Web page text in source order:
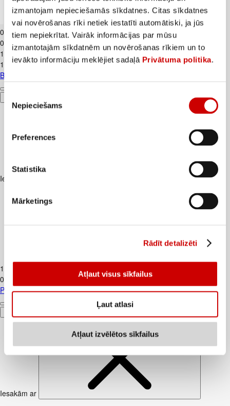
izmantojam nepieciešamās sīkdatnes. Citas sīkdatnes
vai novērošanas rīki netiek iestatīti automātiski, ja jūs
tiem nepiekrītat. Vairāk informācijas par mūsu
izmantotajām sīkdatnēm un novērošanas rīkiem un to
ievākto informāciju meklējiet sadaļā Privātuma politika.
Piekrišanas
izvēle
Nepieciešams
Preferences
Statistika
Mārketings
Rādīt detalizēti
Atļaut visus sīkfailus
Ļaut atlasi
Atļaut izvēlētos sīkfailus
Banāni CAVENDISH kg
0
89€
0,89€/kg
1
19€
1,19€/kg
Banāni CAVENDISH kg
Iesakām ar
1
0,91€/l
Piens TERE 2,5% 1,5L
Iesakām ar